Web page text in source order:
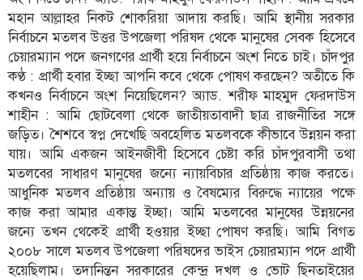
এক্সক্লুসিভ
সোস্যাল
মিডিয়া
গণমাধ্যম
রাজধানী
ইতিহাস
কথা
কয়
ক্যারিয়ার
চাকুরি
মহান আল্লাহর নিকট শোকরিয়া আদায় করছি। আমি স্থানীয় সরকার
নির্বাচনে মতলব উত্তর উপজেলা পরিষদ থেকে মানুষের সেবক হিসেবে
চেয়ারম্যান পদে জনগণের প্রার্থী হয়ে নির্বাচনে অংশ নিতে চাই। চাঁদপুর
কণ্ঠ : প্রার্থী হবার ইচ্ছা আপনি কবে থেকে পোষণ করছেন? অতীতে কি
কখনও নির্বাচনে অংশ নিয়েছিলেন? অ্যাড. শরীফ মাহমুদ ফেরদাউস
শাহীন : আমি ছোটবেলা থেকে জাতীয়তাবাদী ছাত্র রাজনীতির সঙ্গে
জড়িত। শৈশবে স্বপ্ন দেখেছি অবহেলিত মতলবকে কীভাবে উন্নয়ন করা
যায়। আমি একজন আইনজীবী হিসেবে চেষ্টা করি চাঁদপুরবাসী তথা
মতলবের সাধারণ মানুষের জন্যে ন্যায়বিচার প্রতিষ্ঠায় কাজ করতে।
আধুনিক মতলব প্রতিষ্ঠায় অন্যায় ও বৈষম্যের বিরুদ্ধে ন্যায়ের পক্ষে
কাজ করা আমার একান্ত ইচ্ছা। আমি মতলবের মানুষের উন্নয়নের
জন্যে তখন থেকেই প্রার্থী হওয়ার ইচ্ছা পোষণ করছি। আমি বিগত
২০০৮ সালে মতলব উপজেলা পরিষদের ভাইস চেয়ারম্যান পদে প্রার্থী
হয়েছিলাম। তদানিন্তন সরকারের কেন্দ্র দখল ও ভোট ছিনতাইয়ের